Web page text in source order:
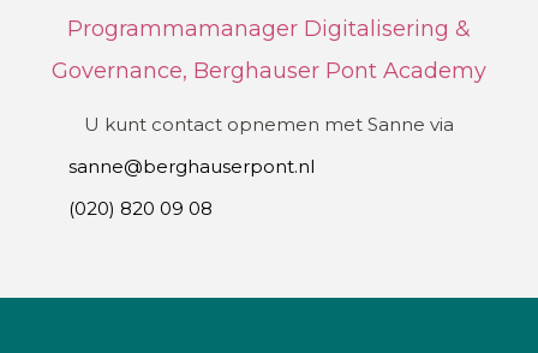
Programmamanager Digitalisering &
Governance, Berghauser Pont Academy
U kunt contact opnemen met Sanne via
sanne@berghauserpont.nl
(020) 820 09 08